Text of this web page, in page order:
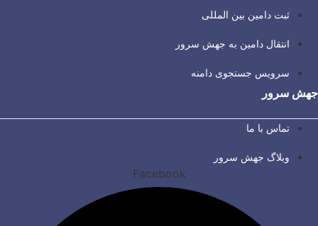
ثبت دامین بین المللی
انتقال دامین به جهش سرور
سرویس جستجوی دامنه
جهش سرور
تماس با ما
وبلاگ جهش سرور
Facebook